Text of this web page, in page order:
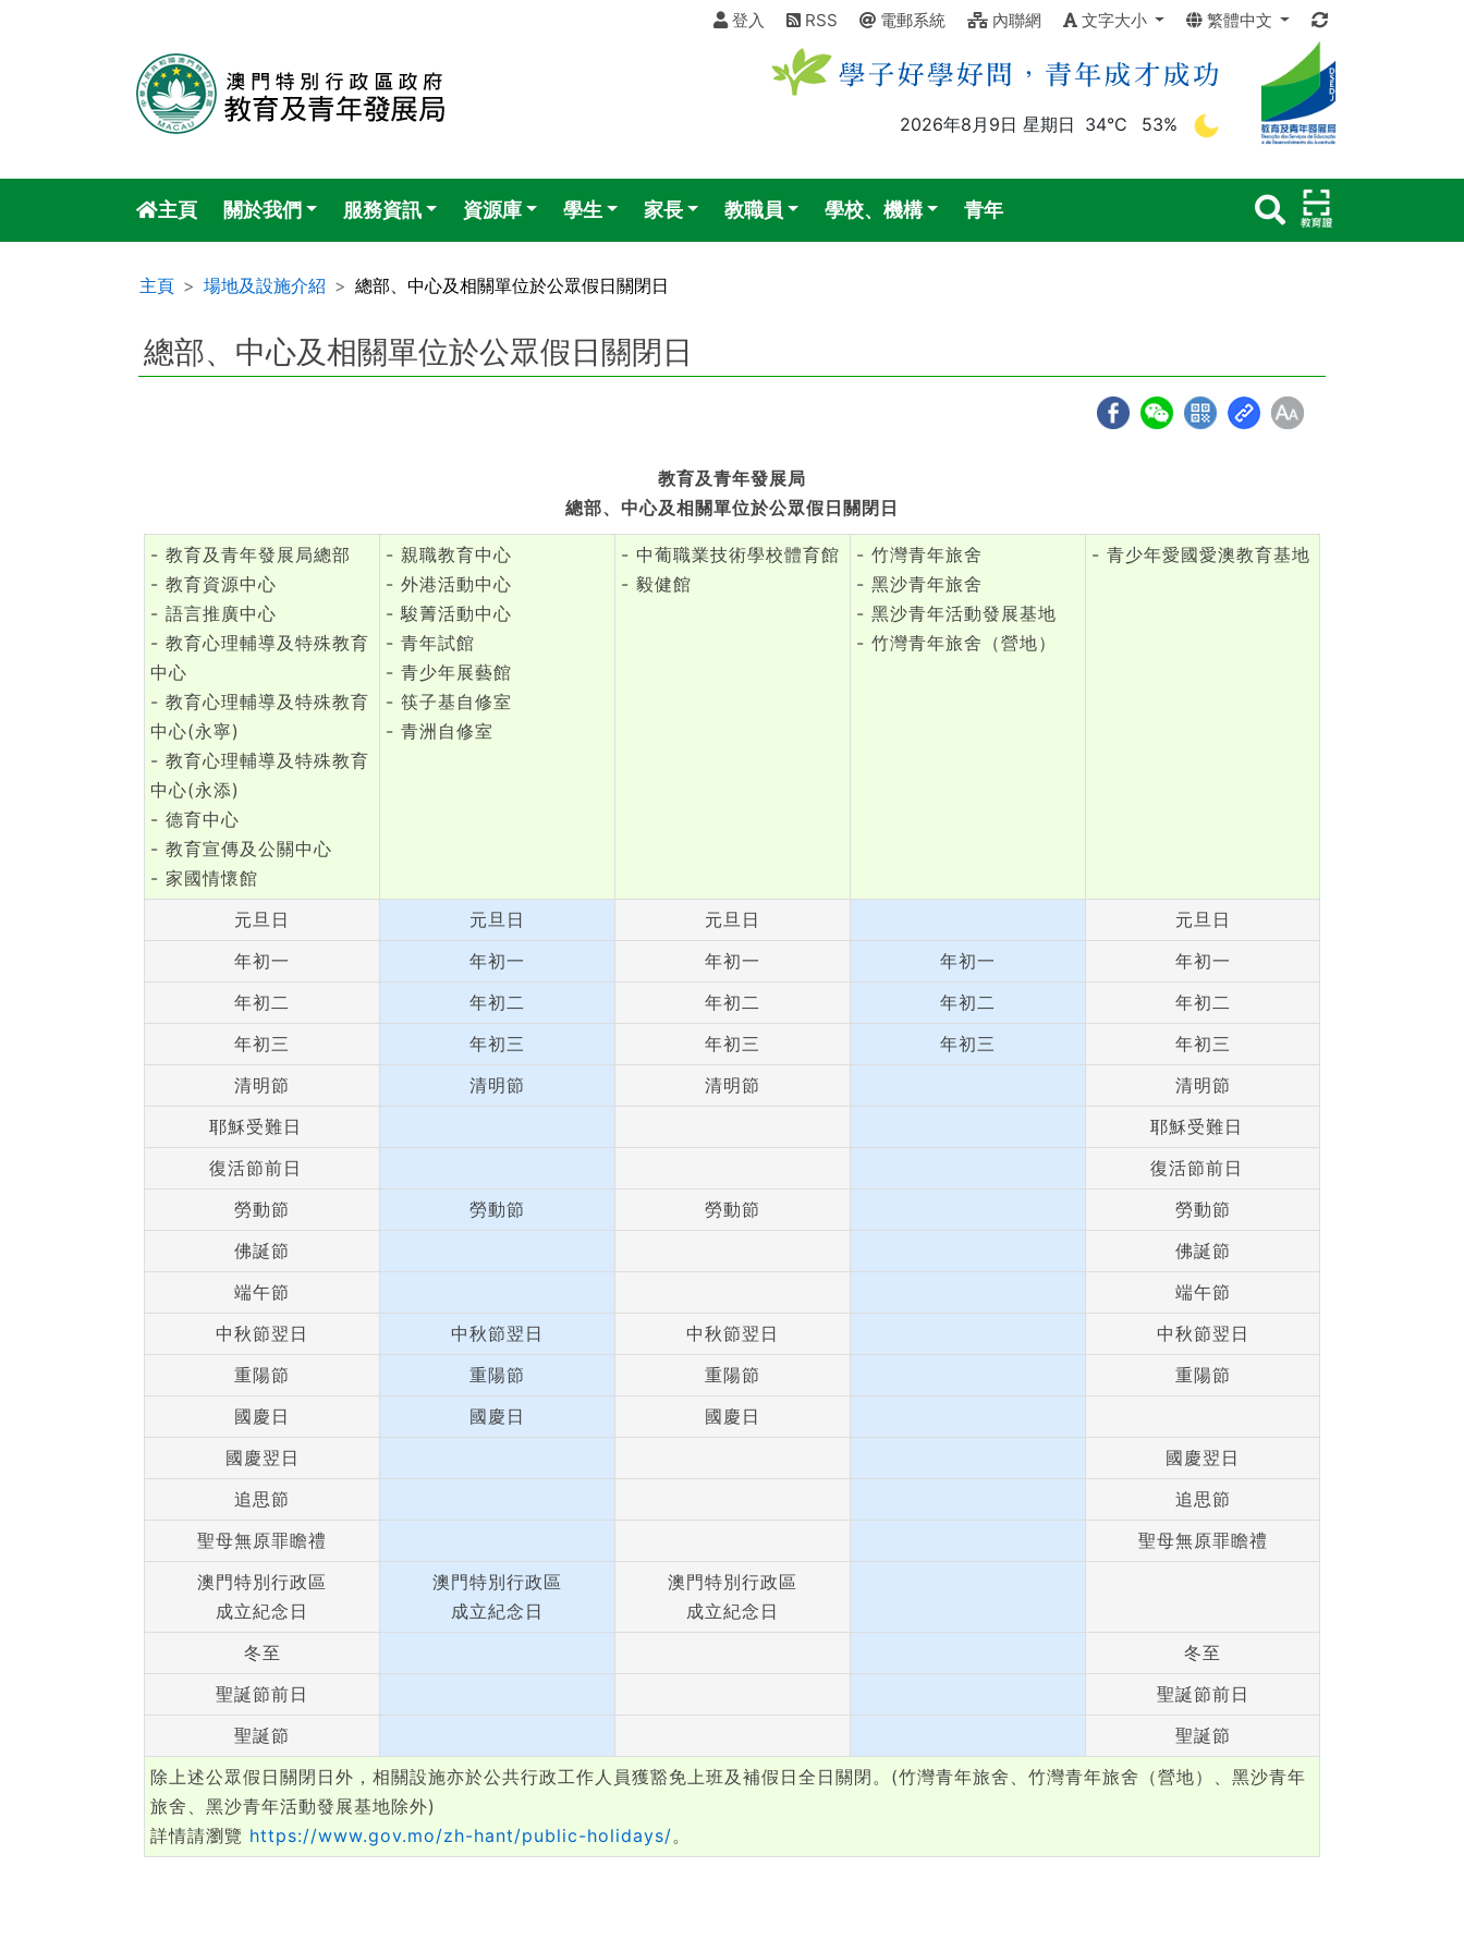
登入 RSS 電郵系統 內聯網 文字大小 繁體中文
2026年8月9日 星期日 34°C 53%
主頁 關於我們 服務資訊 資源庫 學生 家長 教職員 學校、機構 青年
主頁 場地及設施介紹 總部、中心及相關單位於公眾假日關閉日
總部、中心及相關單位於公眾假日關閉日
教育及青年發展局
總部、中心及相關單位於公眾假日關閉日
- 教育及青年發展局總部
- 教育資源中心
- 語言推廣中心
- 教育心理輔導及特殊教育
中心
- 教育心理輔導及特殊教育
中心(永寧)
- 教育心理輔導及特殊教育
中心(永添)
- 德育中心
- 教育宣傳及公關中心
- 家國情懷館
- 親職教育中心
- 外港活動中心
- 駿菁活動中心
- 青年試館
- 青少年展藝館
- 筷子基自修室
- 青洲自修室
- 中葡職業技術學校體育館
- 毅健館
- 竹灣青年旅舍
- 黑沙青年旅舍
- 黑沙青年活動發展基地
- 竹灣青年旅舍（營地）
- 青少年愛國愛澳教育基地
元旦日 元旦日 元旦日
元旦日
年初一
年初一 年初一 年初一
年初一
年初二
年初二 年初二 年初二
年初二
年初三
年初三 年初三 年初三
年初三
清明節
清明節 清明節
清明節
耶穌受難日
耶穌受難日
復活節前日
復活節前日
勞動節
勞動節 勞動節
勞動節
佛誕節
佛誕節
端午節
端午節
中秋節翌日
中秋節翌日 中秋節翌日
中秋節翌日
重陽節
重陽節 重陽節
重陽節
國慶日
國慶日
國慶日
國慶翌日
國慶翌日
追思節
追思節
聖母無原罪瞻禮
聖母無原罪瞻禮
澳門特別行政區
成立紀念日
澳門特別行政區
成立紀念日
澳門特別行政區
成立紀念日
冬至
冬至
聖誕節前日
聖誕節前日
聖誕節
聖誕節
除上述公眾假日關閉日外，相關設施亦於公共行政工作人員獲豁免上班及補假日全日關閉。(竹灣青年旅舍、竹灣青年旅舍（營地）、黑沙青年
旅舍、黑沙青年活動發展基地除外)
詳情請瀏覽 https://www.gov.mo/zh-hant/public-holidays/。